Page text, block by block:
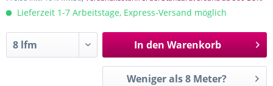
Lieferzeit 1-7 Arbeitstage, Express-Versand möglich
In den Warenkorb
Weniger als 8 Meter?